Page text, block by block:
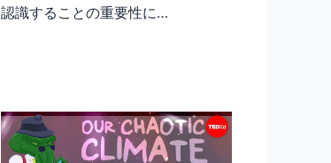
認識することの重要性に…